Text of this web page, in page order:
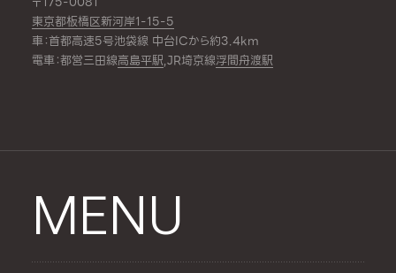
東京都板橋区新河岸1-15-5
車：首都高速5号池袋線 中台ICから約3.4km
電車：都営三田線高島平駅,JR埼京線浮間舟渡駅
MENU